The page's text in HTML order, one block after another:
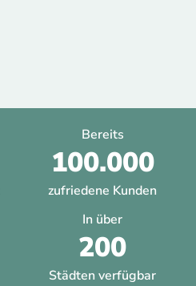
Bereits
100.000
zufriedene Kunden
In über
200
Städten verfügbar